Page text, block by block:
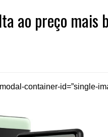
ao preço mais
container-id=”single-